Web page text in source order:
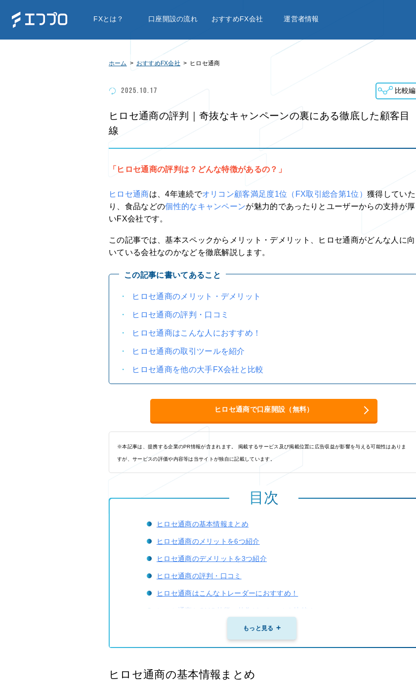
FXとは？ 口座開設の流れ おすすめFX会社 運営者情報
ホーム おすすめFX会社 ヒロセ通商
2025.10.17 比較編
ヒロセ通商の評判｜奇抜なキャンペーンの裏にある徹底した顧客目
線
「ヒロセ通商の評判は？どんな特徴があるの？」
ヒロセ通商 は、4年連続でオリコン顧客満足度1位（FX取引総合第1位） 獲得していた
り、食品などの個性的なキャンペーンが魅力的であったりとユーザーからの支持が厚
いFX会社です。
この記事では、基本スペックからメリット・デメリット、ヒロセ通商がどんな人に向
いている会社なのかなどを徹底解説します。
この記事に書いてあること
ヒロセ通商のメリット・デメリット
ヒロセ通商の評判・口コミ
ヒロセ通商はこんな人におすすめ！
ヒロセ通商の取引ツールを紹介
ヒロセ通商を他の大手FX会社と比較
ヒロセ通商で口座開設（無料）
※本記事は、提携する企業のPR情報が含まれます。 掲載するサービス及び掲載位置に広告収益が影響を与える可能性はありま
すが、サービスの評価や内容等は当サイトが独自に記載しています。
目次
ヒロセ通商の基本情報まとめ
ヒロセ通商のメリットを6つ紹介
ヒロセ通商のデメリットを3つ紹介
ヒロセ通商の評判・口コミ
ヒロセ通商はこんなトレーダーにおすすめ！
ヒロセ通商についてのまとめもっと見る
ヒロセ通商の基本情報まとめ